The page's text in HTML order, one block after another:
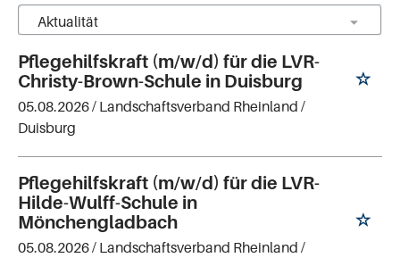
Pflegehilfskraft (m/w/d) für die LVR-
Christy-Brown-Schule in Duisburg
05.08.2026 / Landschaftsverband Rheinland /
Duisburg
Pflegehilfskraft (m/w/d) für die LVR-
Hilde-Wulff-Schule in
Mönchengladbach
05.08.2026 / Landschaftsverband Rheinland /